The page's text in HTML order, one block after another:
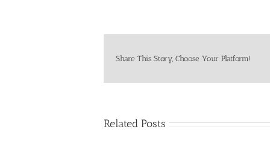
Share This Story, Choose Your Platform!
Related Posts